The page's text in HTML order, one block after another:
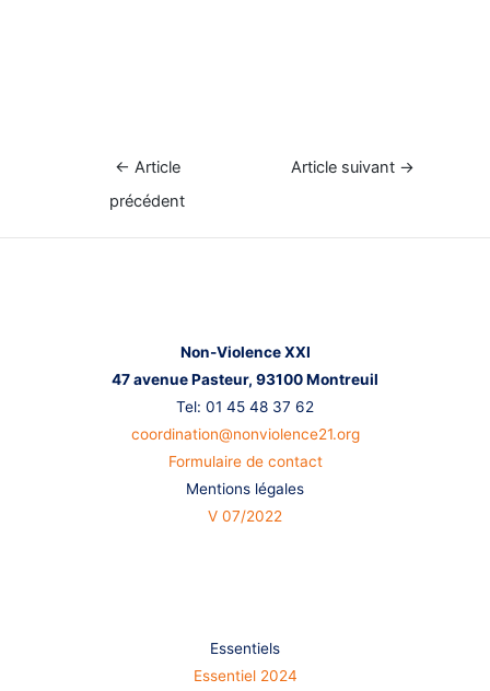
Navigation← Article
précédent
Article suivant →
Non-Violence XXI
47 avenue Pasteur, 93100 Montreuil
Tel: 01 45 48 37 62
coordination@nonviolence21.org
Formulaire de contact
Mentions légales
V 07/2022
Essentiels
Essentiel 2024